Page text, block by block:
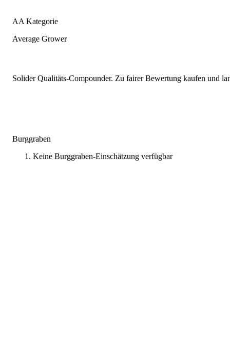
AA Kategorie
Average Grower
Solider Qualitäts-Compounder. Zu fairer Bewertung kaufen und
Burggraben
Keine Burggraben-Einschätzung verfügbar